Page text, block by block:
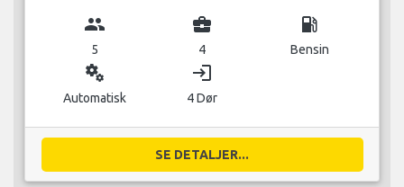
group
5
business_center
4
local_gas_station
Bensin
miscellaneous_services
Automatisk
login
4 Dør
SE DETALJER...